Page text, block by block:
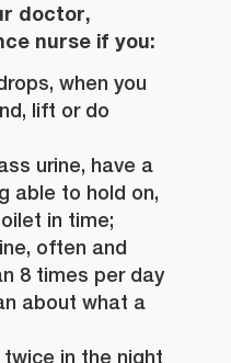
doctor,
nurse if you:
when you
lift or do
urine, have a
able to hold on,
in time;
often and
8 times per day
about what a
in the night